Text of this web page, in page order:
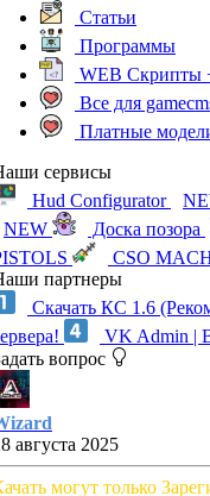
Статьи
Программы
WEB Скрипты
Все для
Платные
сервисы
Hud Configurator
NEW
Доска позора
CSO
партнеры
Скачать КС 1.6
VK Admin |
вопрос
августа 2025
могут только